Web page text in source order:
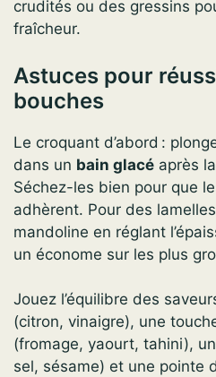
crudités ou des gressins
fraîcheur.
Astuces pour
bouches
Le croquant d’abord :
dans un bain glacé après
Séchez-les bien pour que
adhèrent. Pour des
mandoline en réglant
un économe sur les plus
Jouez l’équilibre des
(citron, vinaigre), une
(fromage, yaourt, tahini),
sel, sésame) et une pointe